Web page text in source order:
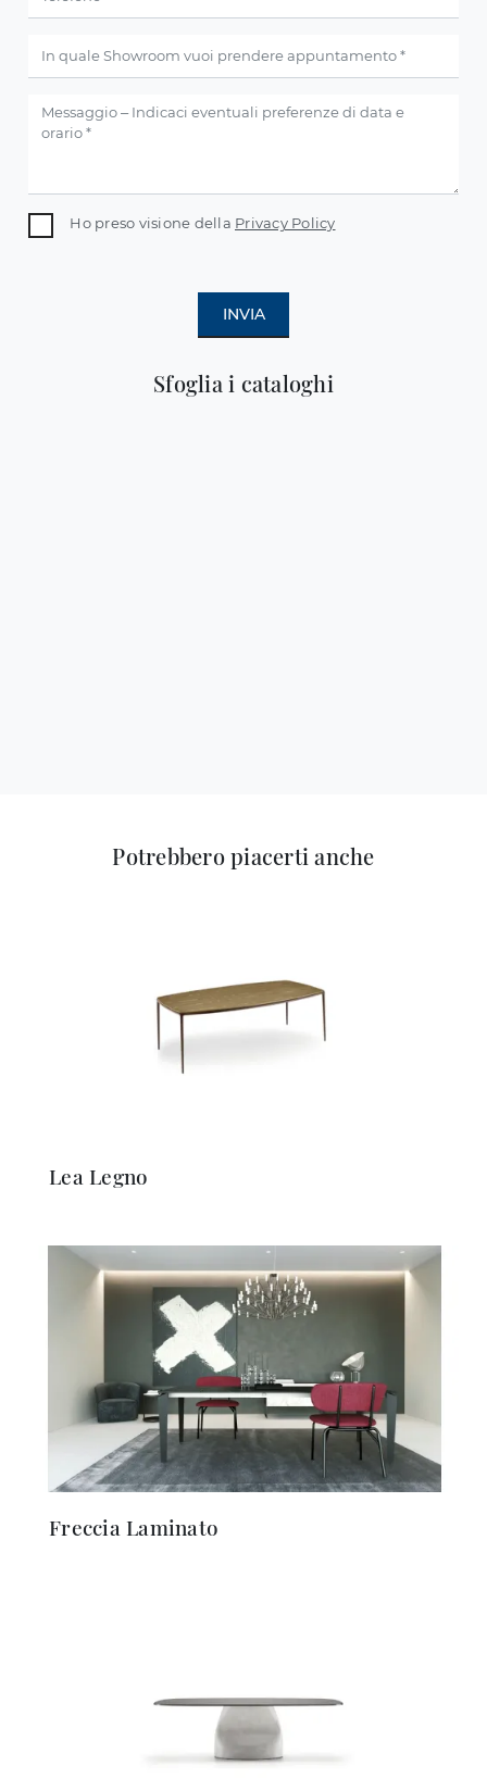
Sfoglia i cataloghi
Ho preso visione della Privacy Policy
INVIA
Potrebbero piacerti anche
Lea Legno
Freccia Laminato